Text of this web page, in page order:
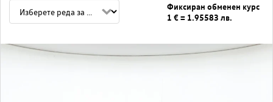
Фиксиран обменен курс
1 € = 1.95583 лв.